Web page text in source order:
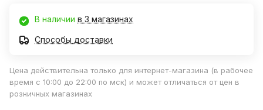
В наличии в 3 магазинах
Способы доставки
Цена действительна только для интернет-магазина (в рабочее
время с 10:00 до 22:00 по мск) и может отличаться от цен в
розничных магазинах